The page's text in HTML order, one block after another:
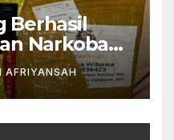
Berhasil
Narkoba
Ganja
AFRIYANSAH